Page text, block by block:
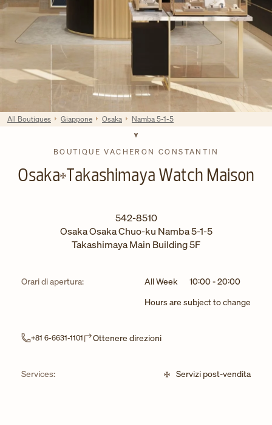
BOUTIQUE VACHERON CONSTANTIN
Osaka Takashimaya Watch Maison
542-8510
OsakaOsakaChuo-ku Namba 5-1-5
Takashimaya Main Building 5F
Orari di apertura: All Week 10:00-20:00
Hours are subject to change
+81 6-6631-1101 Ottenere direzioniLink Opens in New Tab
Services: Servizi post-vendita
All Boutiques Giappone Osaka Namba 5-1-5